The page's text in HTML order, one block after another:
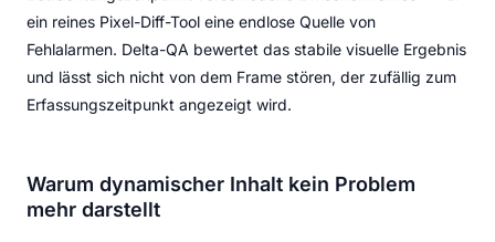
ein reines Pixel-Diff-Tool eine endlose Quelle von
Fehlalarmen. Delta-QA bewertet das stabile visuelle Ergebnis
und lässt sich nicht von dem Frame stören, der zufällig zum
Erfassungszeitpunkt angezeigt wird.
Warum dynamischer Inhalt kein Problem
mehr darstellt